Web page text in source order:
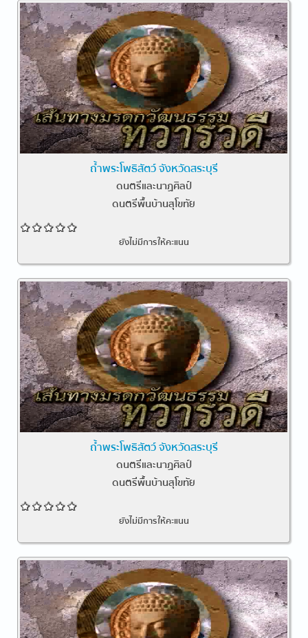
ถ้ำพระโพธิสัตว์ จังหวัดสระบุรี
ดนตรีและนาฏศิลป์
ดนตรีพื้นบ้านสุโขทัย
ยังไม่มีการให้คะแนน
ถ้ำพระโพธิสัตว์ จังหวัดสระบุรี
ดนตรีและนาฏศิลป์
ดนตรีพื้นบ้านสุโขทัย
ยังไม่มีการให้คะแนน